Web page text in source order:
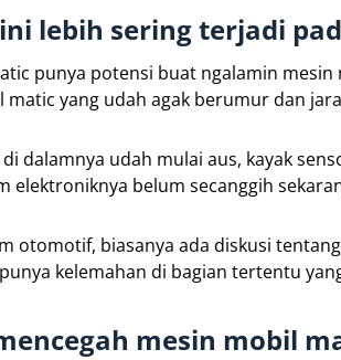
lebih sering terjadi
punya potensi buat ngalamin
yang udah agak berumur dan
dalamnya udah mulai aus, kayak
elektroniknya belum secanggih
otomotif, biasanya ada diskusi
kelemahan di bagian tertentu
mesin mobil